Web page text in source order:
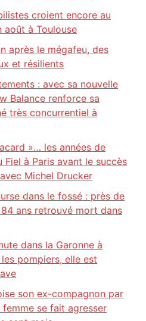
croient encore au
août à Toulouse
après le mégafeu, des
et résilients
: avec sa nouvelle
Balance renforce sa
très concurrentiel à
»… les années de
Fiel à Paris avant le succès
Michel Drucker
dans le fossé : près de
ans retrouvé mort dans
dans la Garonne à
pompiers, elle est
son ex-compagnon par
femme se fait agresser